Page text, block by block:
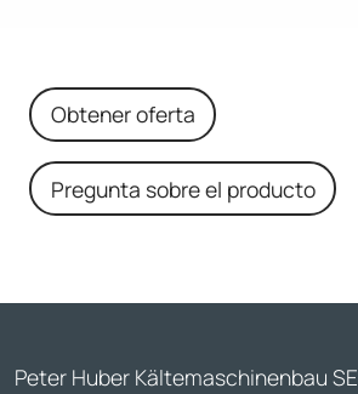
Obtener oferta
Pregunta sobre el producto
Peter Huber Kältemaschinenbau SE